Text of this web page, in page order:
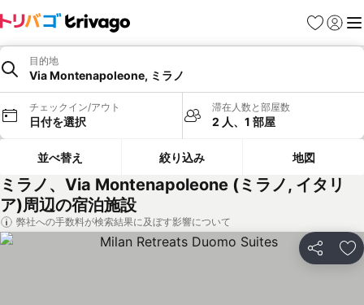
お気に入り
ログイ
メ
目的地
Via Montenapoleone, ミラノ
チェックイン/アウト
日付を選択
滞在人数と部屋数
2 人、1 部屋
並べ替え 絞り込み 地図
ミラノ、Via Montenapoleone (ミラノ, イタリ
ア)周辺の宿泊施設
弊社への手数料が検索結果に及ぼす影響について
シェア お